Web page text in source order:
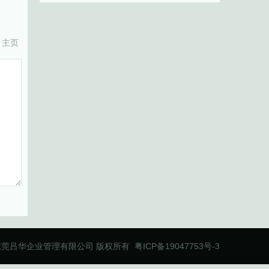
主页
莞吕华企业管理有限公司 版权所有 粤ICP备19047753号-3